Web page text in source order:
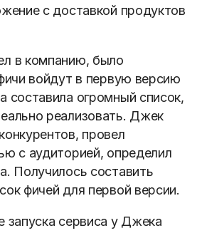
с доставкой продуктов
в компанию, было
войдут в первую версию
составила огромный список,
реализовать. Джек
провел
с аудиторией, определил
Получилось составить
фичей для первой версии.
запуска сервиса у Джека